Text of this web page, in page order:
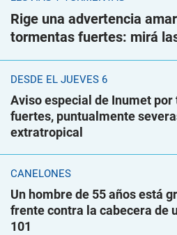
Rige una advertencia
tormentas fuertes: mirá
DESDE EL JUEVES 6
Aviso especial de Inumet
fuertes, puntualmente
extratropical
CANELONES
Un hombre de 55 años está
frente contra la cabecera de
101